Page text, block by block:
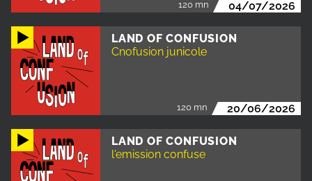
120 mn 04/07/2026
LAND OF CONFUSION
Cnofusion junicole
120 mn 20/06/2026
LAND OF CONFUSION
l'emission confuse